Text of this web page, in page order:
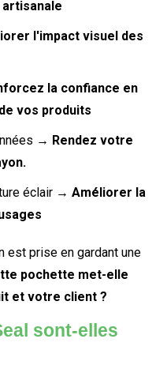
l'impact visuel des
la confiance en
vos produits
→ Rendez votre
éclair → Améliorer la
est prise en gardant une
pochette met-elle
et votre client ?
sont-elles